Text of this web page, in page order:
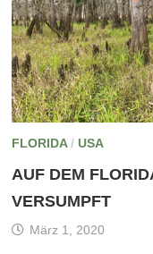
FLORIDA/ USA
AUF DEM
VERSUMPFT
März 1, 2020